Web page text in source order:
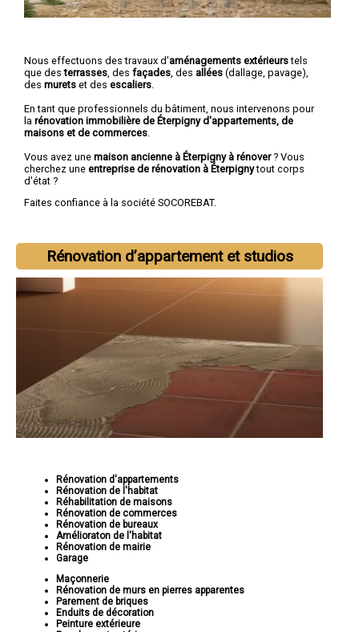
Nous effectuons des travaux d'aménagements extérieurstels
que desterrasses , des façades , des allées (dallage, pavage),
des murets et des escaliers
En tant que professionnels du bâtiment, nous intervenons pour
la rénovation immobilière de Éterpigny d'appartements, de
maisons et de commerces
Vous avez une maison ancienne à Éterpigny à rénover? Vous
cherchez une entreprise de rénovation à Éterpignytout corps
d'état ?
Faites confiance à la société SOCOREBAT.
Rénovation d’appartement et studios
Rénovation d'appartements
Rénovation de l'habitat
Réhabilitation de maisons
Rénovation de commerces
Rénovation de bureaux
Amélioraton de l'habitat
Rénovation de mairie
Garage
Maçonnerie
Rénovation de murs en pierres apparentes
Parement de briques
Enduits de décoration
Peinture extérieure